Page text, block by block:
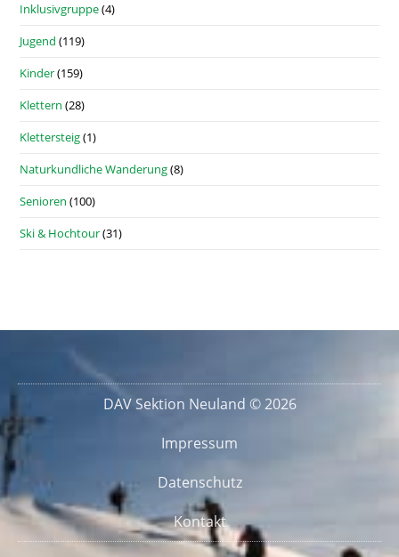
Inklusivgruppe(4)
Jugend (119)
Kinder(159)
Klettern (28)
Klettersteig(1)
Naturkundliche Wanderung(8)
Senioren (100)
Ski & Hochtour(31)
DAV Sektion Neuland © 2026
Impressum
Datenschutz
Kontakt